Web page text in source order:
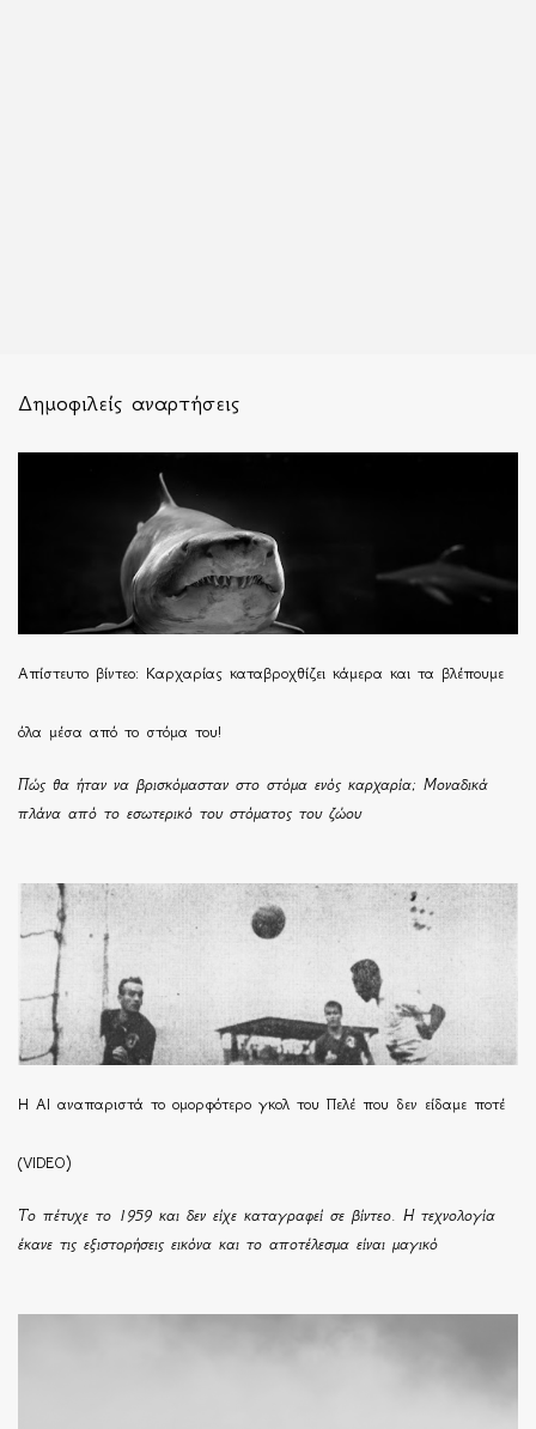
Δημοφιλείς αναρτήσεις
Απίστευτο βίντεο: Καρχαρίας καταβροχθίζει κάμερα και τα βλέπουμε
όλα μέσα από το στόμα του!
Πώς θα ήταν να βρισκόμασταν στο στόμα ενός καρχαρία; Μοναδικά
πλάνα από το εσωτερικό του στόματος του ζώου
Η ΑΙ αναπαριστά το ομορφότερο γκολ του Πελέ που δεν είδαμε ποτέ
(VIDEO)
Το πέτυχε το 1959 και δεν είχε καταγραφεί σε βίντεο. Η τεχνολογία
έκανε τις εξιστορήσεις εικόνα και το αποτέλεσμα είναι μαγικό